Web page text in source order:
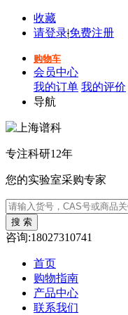
收藏
请登录|免费注册
购物车
会员中心
我的订单 我的评价
导航
专注科研12年
您的实验室采购专家
咨询:18027310741
首页
购物指南
产品中心
联系我们